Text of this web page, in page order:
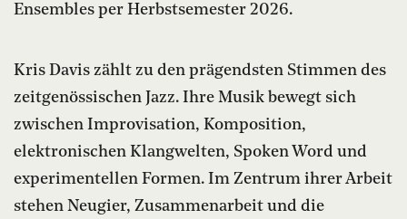
Ensembles per Herbstsemester 2026.
Kris Davis zählt zu den prägendsten Stimmen des
zeitgenössischen Jazz. Ihre Musik bewegt sich
zwischen Improvisation, Komposition,
elektronischen Klangwelten, Spoken Word und
experimentellen Formen. Im Zentrum ihrer Arbeit
stehen Neugier, Zusammenarbeit und die